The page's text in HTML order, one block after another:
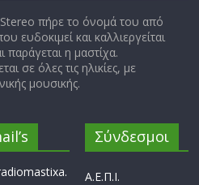
πήρε το όνομά του από
ευδοκιμεί και καλλιεργείται
η μαστίχα.
σε όλες τις ηλικίες, με
μουσικής.
Σύνδεσμοι
Α.Ε.Π.Ι.